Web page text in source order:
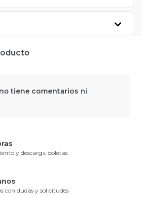
tiene comentarios ni
y descarga boletas
con dudas y solicitudes